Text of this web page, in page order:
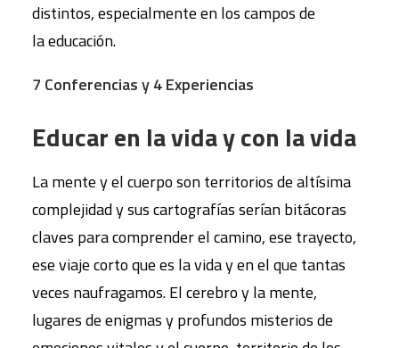
distintos, especialmente en los campos de
la educación.
7 Conferencias y 4 Experiencias
Educar en la vida y con la vida
La mente y el cuerpo son territorios de altísima
complejidad y sus cartografías serían bitácoras
claves para comprender el camino, ese trayecto,
ese viaje corto que es la vida y en el que tantas
veces naufragamos. El cerebro y la mente,
lugares de enigmas y profundos misterios de